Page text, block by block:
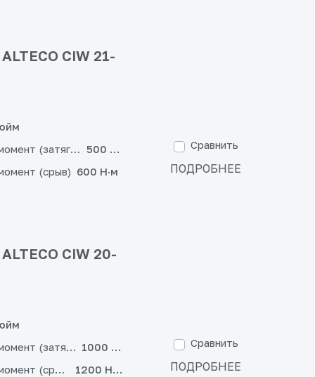
CIW 21-
(затягивание)
500 Н·м
(срыв) 600 Н·м
Сравнить
ПОДРОБНЕЕ
CIW 20-
(затягивание)
1000 Н·м
(срыв)
1200 Н·м
Сравнить
ПОДРОБНЕЕ